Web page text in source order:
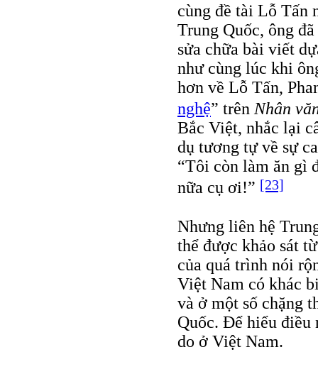
cùng đề tài Lỗ Tấn
Trung Quốc, ông
sửa chữa bài viết
như cùng lúc khi
hơn về Lỗ Tấn,
nghệ” trên Nhân
Bắc Việt, nhắc lại
dụ tương tự về sự
“Tôi còn làm ăn gì
nữa cụ ơi!” [23]
Nhưng liên hệ
thể được khảo sát
của quá trình nói
Việt Nam có khác
và ở một số chặng
Quốc. Để hiểu điều
do ở Việt Nam.